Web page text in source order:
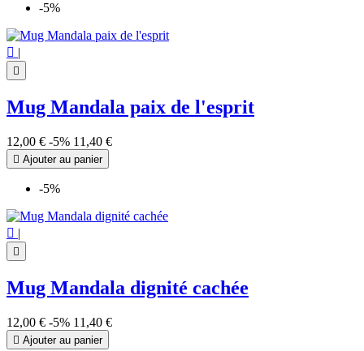
-5%
 |

Mug Mandala paix de l'esprit
12,00 € -5% 11,40 €
 Ajouter au panier
-5%
 |

Mug Mandala dignité cachée
12,00 € -5% 11,40 €
 Ajouter au panier